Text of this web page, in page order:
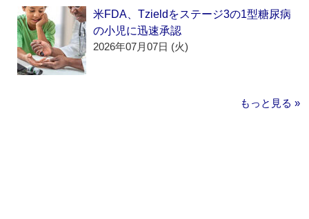
米FDA、Tzieldをステージ3の1型糖尿病
の小児に迅速承認
2026年07月07日 (火)
もっと見る »